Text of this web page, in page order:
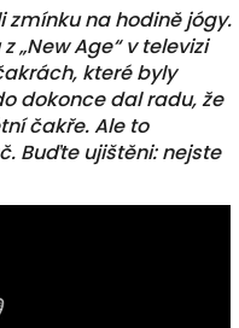
zmínku na hodině jógy.
„New Age“ v televizi
které byly
dokonce dal radu, že
čakře. Ale to
Buďte ujištěni: nejste